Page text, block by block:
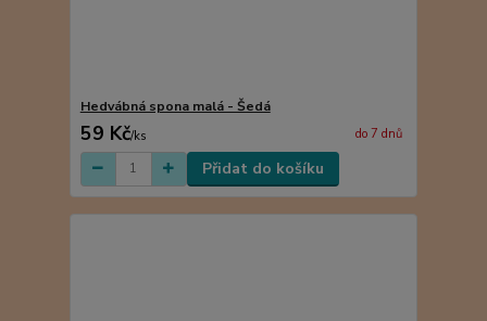
Hedvábná spona malá - Šedá
59 Kč/ks do 7 dnů
Přidat do košíku